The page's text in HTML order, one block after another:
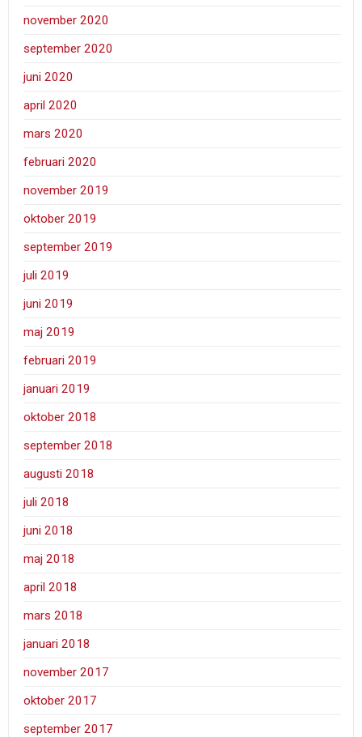
november 2020
september 2020
juni 2020
april 2020
mars 2020
februari 2020
november 2019
oktober 2019
september 2019
juli 2019
juni 2019
maj 2019
februari 2019
januari 2019
oktober 2018
september 2018
augusti 2018
juli 2018
juni 2018
maj 2018
april 2018
mars 2018
januari 2018
november 2017
oktober 2017
september 2017